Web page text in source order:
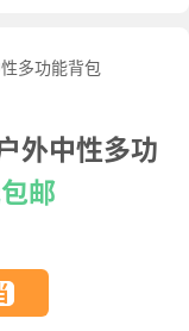
外中性多功
邮